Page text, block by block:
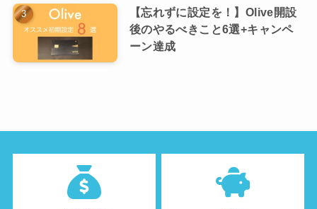
【忘れずに設定を！】Olive開設
後のやるべきこと6選+キャンペ
ーン達成